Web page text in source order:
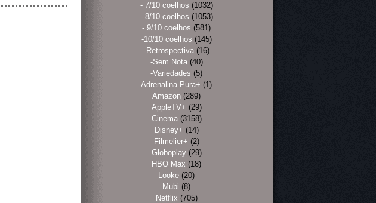
- 7/10 coelhos (1032)
- 8/10 coelhos (1053)
- 9/10 coelhos (581)
-10/10 coelhos (145)
-Retrospectiva (16)
-Sem Nota (40)
-Variedades (5)
Adrenalina Pura+ (1)
Amazon (289)
AppleTV+ (29)
Cinema (3158)
Disney+ (14)
Filmelier+ (2)
Globoplay (29)
HBO Max (18)
Looke (20)
Mubi (8)
Netflix (705)